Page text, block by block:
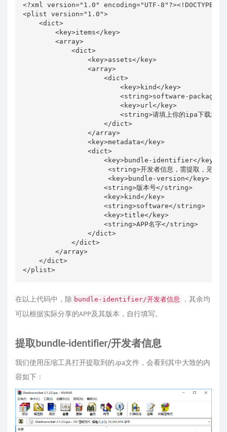
<?xml version="1.0" encoding="UTF-
<plist version="1.0">
    <dict>
        <key>items</key>
        <array>
            <dict>
                <key>assets</key>
                <array>
                    <dict>
                        <key>kind</key>
<string>software-
                        <key>url</key>
<string>请填上你的ipa下载地
                    </dict>
                </array>
                <key>metadata</key>
                <dict>
                    <key>bundle-identifier</key>
<string>开发者信息，需提取，见后
                     <key>bundle-version</key>
                    <string>版本号</string>
                    <key>kind</key>
                    <string>software</string>
                    <key>title</key>
                    <string>APP名字</string>
                </dict>
            </dict>
        </array>
    </dict>
在以上代码中，除 bundle-identifier/开发者信息
，其余均
可以根据实际分享的APP及其版本，自行填写。
提取bundle-identifier/开发者信息
我们使用压缩工具打开提取到的.ipa文件，会看到其中大致的内
容如下：